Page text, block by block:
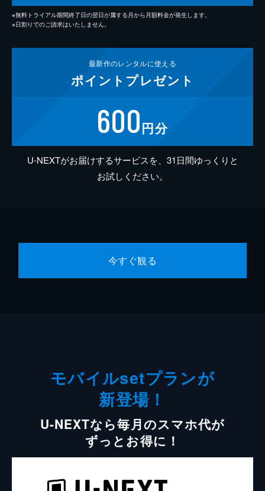
※無料トライアル期間終了日の翌日が属する月から月額料金が発生します。
※日割りでのご請求はいたしません。
最新作のレンタルに使える
ポイント プレゼント
600円分
U-NEXTがお届けするサービスを、31日間ゆっくりと
お試しください。
今すぐ観る
モバイルsetプランが
新登場！
U-NEXTなら毎月のスマホ代が
ずっとお得に！